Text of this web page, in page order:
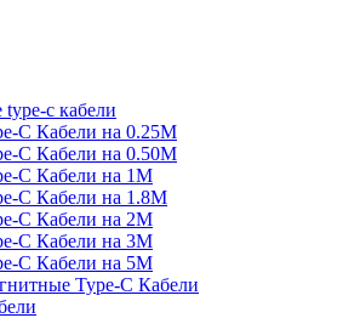
type-c кабели
C Кабели на 0.25М
C Кабели на 0.50М
C Кабели на 1М
C Кабели на 1.8М
C Кабели на 2М
C Кабели на 3М
C Кабели на 5М
Type-C Кабели